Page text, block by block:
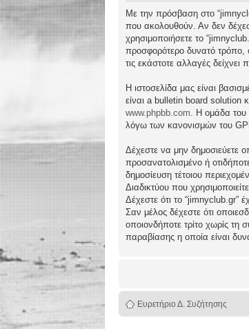
Με την πρόσβαση στο
που ακολουθούν. Αν δεν
χρησιμοποιήσετε το
προσφορότερο δυνατό τρόπο,
τις εκάστοτε αλλαγές
Η ιστοσελίδα μας είναι
είναι a bulletin board
www.phpbb.com. Η ομάδα του
λόγω των κανονισμών του
Δέχεστε να μην δημοσιεύετε
προσανατολισμένο ή
δημοσίευση τέτοιου
Διαδικτύου που
Δέχεστε ότι το “jimnyclub.gr”
Σαν μέλος δέχεστε ότι
οποιονδήποτε τρίτο χωρίς τη
παραβίασης η οποία είναι
Ευρετήριο Δ. Συζήτησης